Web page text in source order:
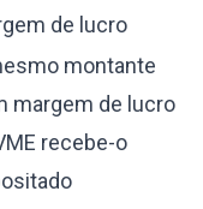
de lucro
montante
margem de lucro
recebe-o